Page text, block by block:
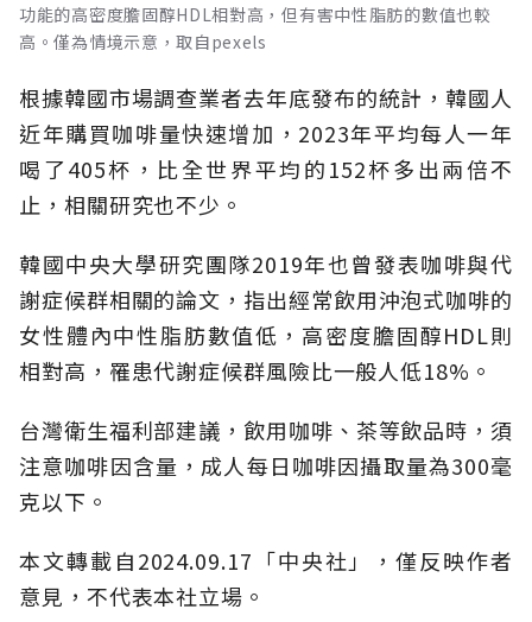
功能的高密度膽固醇HDL相對高，但有害中性脂肪的數值也較
高。僅為情境示意，取自pexels
根據韓國市場調查業者去年底發布的統計，韓國人
近年購買咖啡量快速增加，2023年平均每人一年
喝了405杯，比全世界平均的152杯多出兩倍不
止，相關研究也不少。
韓國中央大學研究團隊2019年也曾發表咖啡與代
謝症候群相關的論文，指出經常飲用沖泡式咖啡的
女性體內中性脂肪數值低，高密度膽固醇HDL則
相對高，罹患代謝症候群風險比一般人低18%。
台灣衛生福利部建議，飲用咖啡、茶等飲品時，須
注意咖啡因含量，成人每日咖啡因攝取量為300毫
克以下。
本文轉載自2024.09.17「中央社」，僅反映作者
意見，不代表本社立場。